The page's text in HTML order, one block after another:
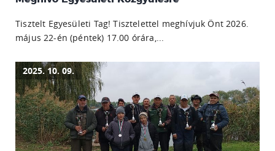
Tisztelt Egyesületi Tag! Tisztelettel meghívjuk Önt 2026.
május 22-én (péntek) 17.00 órára,...
2025. 10. 09.